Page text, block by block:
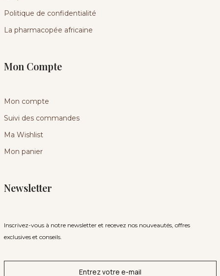
Politique de confidentialité
La pharmacopée africaine
Mon Compte
Mon compte
Suivi des commandes
Ma Wishlist
Mon panier
Newsletter
Inscrivez-vous à notre newsletter et recevez nos nouveautés, offres
exclusives et conseils.